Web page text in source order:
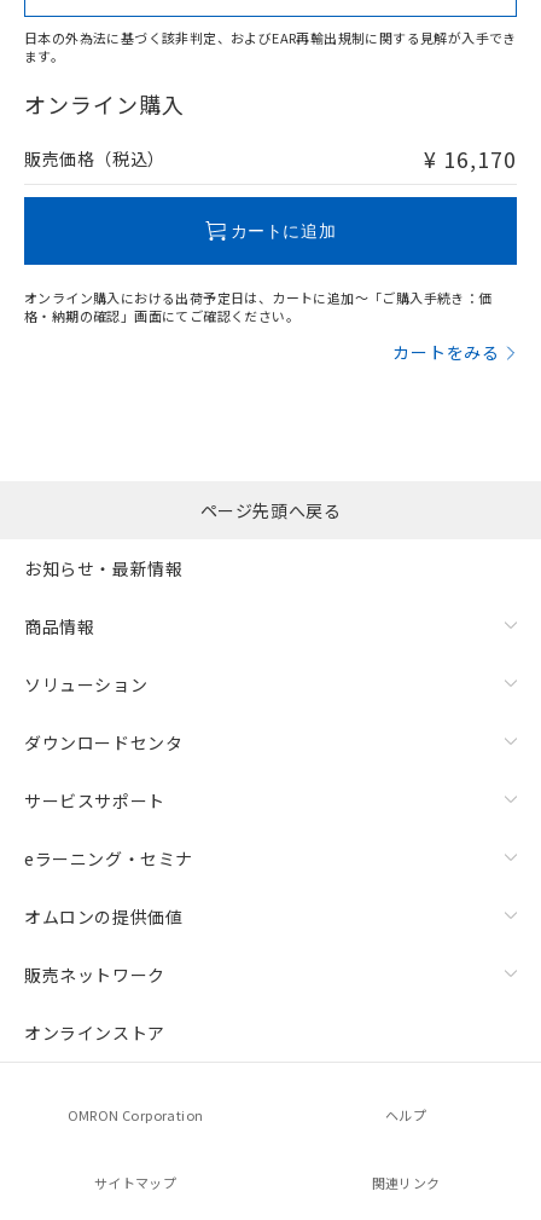
在庫等で未対応品が混在する可能性があります。
問い合わせください。
日本の外為法に基づく該非判定、およびEAR再輸出規制に関する見解が入手でき
ます。
オンライン購入
販売価格（税込） ¥ 16,170
カートに追加
オンライン購入における出荷予定日は、カートに追加～「ご購入手続き：価
格・納期の確認」画面にてご確認ください。
カートをみる
ページ先頭へ戻る
お知らせ・最新情報
商品情報
ソリューション
ダウンロードセンタ
サービスサポート
eラーニング・セミナ
オムロンの提供価値
販売ネットワーク
オンラインストア
OMRON Corporation ヘルプ
サイトマップ 関連リンク